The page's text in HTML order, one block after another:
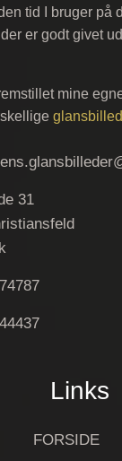
tid I bruger på
er godt givet
mine
31
Links
FORSIDE